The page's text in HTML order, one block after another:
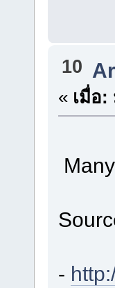
10
« เมื่อ:
-